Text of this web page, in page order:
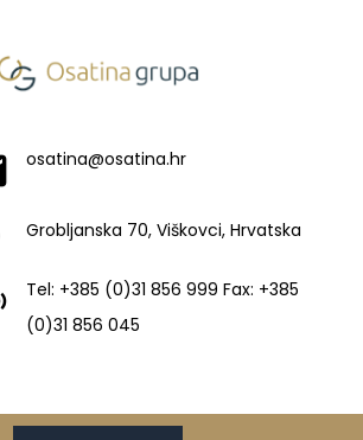
osatina@osatina.hr
Grobljanska 70, Viškovci, Hrvatska
Tel: +385 (0)31 856 999 Fax: +385
(0)31 856 045